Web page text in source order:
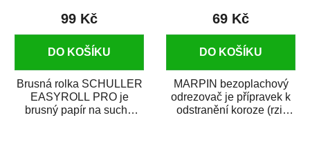
99 Kč
DO KOŠÍKU
Brusná rolka SCHULLER
EASYROLL PRO je
brusný papír na suché
69 Kč
DO KOŠÍKU
MARPIN bezoplachový
odrezovač je přípravek k
odstranění koroze (rzi)